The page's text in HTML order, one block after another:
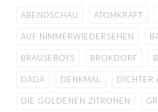
ABENDSCHAU ATOMKRAFT
AUF NIMMERWIEDERSEHEN
BRAUSEBOYS BROKDORF
DADA DENKMAL DICHTER
DIE GOLDENEN ZITRONEN